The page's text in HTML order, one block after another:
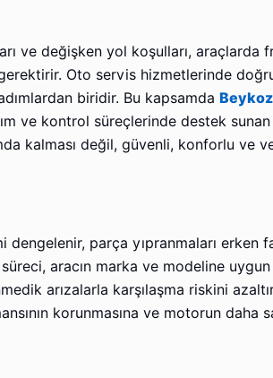
ve değişken yol koşulları, araçlarda
Oto servis hizmetlerinde
biridir. Bu kapsamda
ve kontrol süreçlerinde destek
kalması değil, güvenli, konforlu ve
parça yıpranmaları erken
aracın marka ve modeline
arızalarla karşılaşma riskini
korunmasına ve motorun daha